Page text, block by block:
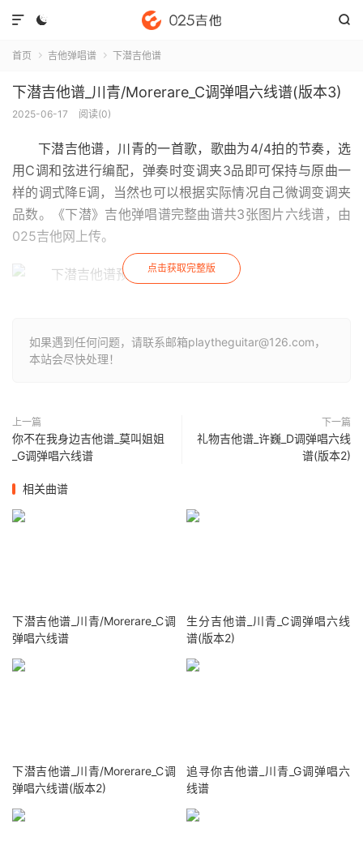
 

首页  吉他弹唱谱  下潜吉他谱
下潜吉他谱_川青/Morerare_C调弹唱六线谱(版本3)
2025-06-17 阅读(0)
下潜吉他谱，川青的一首歌，歌曲为4/4拍的节奏，选
用C调和弦进行编配，弹奏时变调夹3品即可保持与原曲一
样的调式降E调，当然也可以根据实际情况自己微调变调夹
品数。《下潜》吉他弹唱谱完整曲谱共3张图片六线谱，由
025吉他网上传。
点击获取完整版
如果遇到任何问题，请联系邮箱playtheguitar@126.com，
本站会尽快处理！
上一篇
你不在我身边吉他谱_莫叫姐姐
_G调弹唱六线谱
下一篇
礼物吉他谱_许巍_D调弹唱六线
谱(版本2)
相关曲谱
下潜吉他谱_川青/Morerare_C调
弹唱六线谱
生分吉他谱_川青_C调弹唱六线
谱(版本2)
下潜吉他谱_川青/Morerare_C调
弹唱六线谱(版本2)
追寻你吉他谱_川青_G调弹唱六
线谱